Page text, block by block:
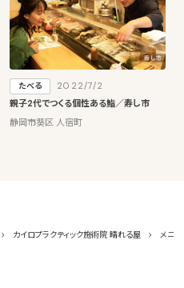
たべる
2022/7/2
親子2代でつくる個性ある鮨／寿し市
静岡市葵区 人宿町
カイロプラクティック施術院 晴れる屋 メニ